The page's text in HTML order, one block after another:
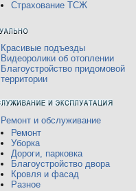
Страхование ТСЖ
Красивые подъезды
Видеоролики об отоплении
Благоустройство придомовой
территории
Ремонт и обслуживание
Ремонт
Уборка
Дороги, парковка
Благоустройство двора
Кровля и фасад
Разное